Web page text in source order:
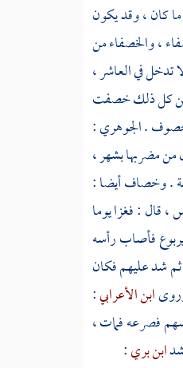
ما كان ، وقد يكون
، والخصفاء من
تدخل في العاشر ،
من كل ذلك خصفت
خصوف .الجوهري:
مضربها بشهر ،
. وخصاف أيضا :
قال : فغزا يوما
فأصاب رأسه
شد عليهم فكان
ابن الأعرابي:
فصرعه فمات ،
ابن بري: